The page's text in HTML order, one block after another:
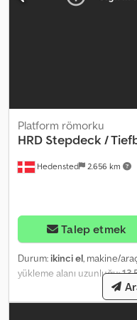
Hedensted 2.656 km
Platform römorku
HRD Stepdeck /
Talep etmek
Durum: ikinci el, makine/
yükleme alanı uzunluğu:
, yükleme alanı
Seçenekler ve Aksesuarlar